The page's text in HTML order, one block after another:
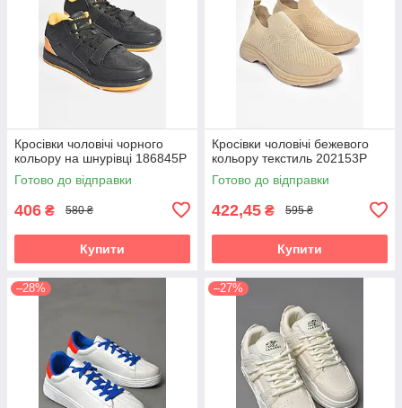
Кросівки чоловічі чорного
кольору на шнурівці 186845P
Готово до відправки
406 ₴ 580 ₴
Купити
Кросівки чоловічі бежевого
кольору текстиль 202153P
Готово до відправки
422,45 ₴ 595 ₴
Купити
–28% –27%